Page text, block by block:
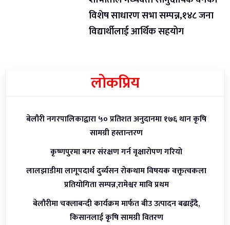
विशेष साधारण सभा सम्पन्न,१४८ जना
विद्यार्थीलाई आर्थिक सहयोग
लोकप्रिय
बेलौरी नगरपालिकाद्वारा ५० प्रतिशत अनुदानमा १७६ थान कृषि
सामग्री हस्तान्तरण
कृष्णपुरमा बगर संरक्षण गर्न वृक्षारोपण गरियो
लालझाडीमा लागूपदार्थ दुर्व्यसन रोकथाम विषयक वक्तृत्वकला
प्रतियोगिता सम्पन्न,रामेश्वर मावि प्रथम
बेलौरीमा चक्लाबन्दी कार्यक्रम मार्फत बीउ उत्पादन बढाइँदै,
किसानलाई कृषि सामग्री वितरण